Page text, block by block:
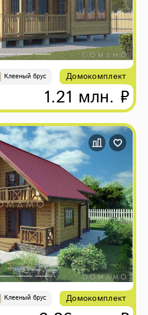
Клееный брус Домокомплект
1.21 млн. ₽
Клееный брус Домокомплект